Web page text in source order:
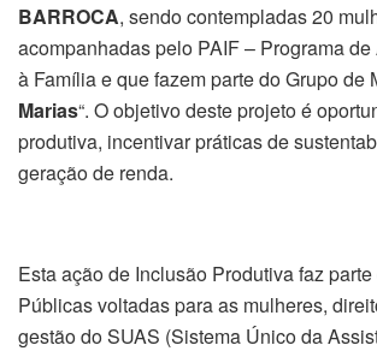
BARROCA, sendo contempladas 20
acompanhadas pelo PAIF – Programa
à Família e que fazem parte do Grupo de
Marias“. O objetivo deste projeto é
produtiva, incentivar práticas de
geração de renda.
Esta ação de Inclusão Produtiva faz
Públicas voltadas para as mulheres,
gestão do SUAS (Sistema Único da